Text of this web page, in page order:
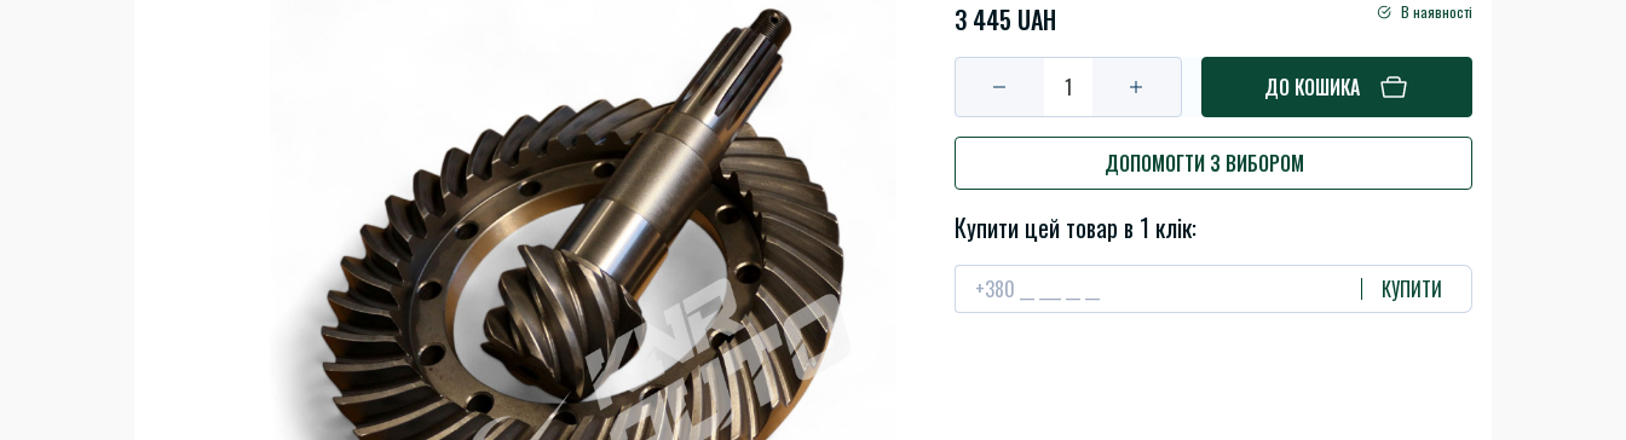
3 445 UAH В наявності
ДО КОШИКА
ДОПОМОГТИ З ВИБОРОМ
Купити цей товар в 1 клік:
КУПИТИ